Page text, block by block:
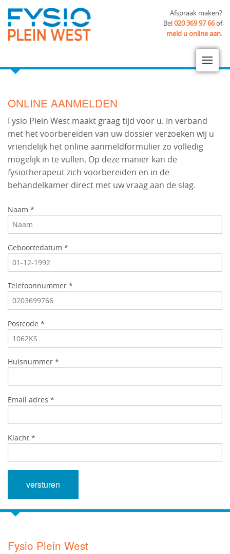
Afspraak maken?
Bel020 369 97 66of
meld u online aan.
ONLINE AANMELDEN
Fysio Plein West maakt graag tijd voor u. In verband
met het voorbereiden van uw dossier verzoeken wij u
vriendelijk het online aanmeldformulier zo volledig
mogelijk in te vullen. Op deze manier kan de
fysiotherapeut zich voorbereiden en in de
behandelkamer direct met uw vraag aan de slag.
Naam *
Geboortedatum *
Telefoonnummer *
Postcode *
Huisnummer *
Email adres *
Klacht *
Fysio Plein West